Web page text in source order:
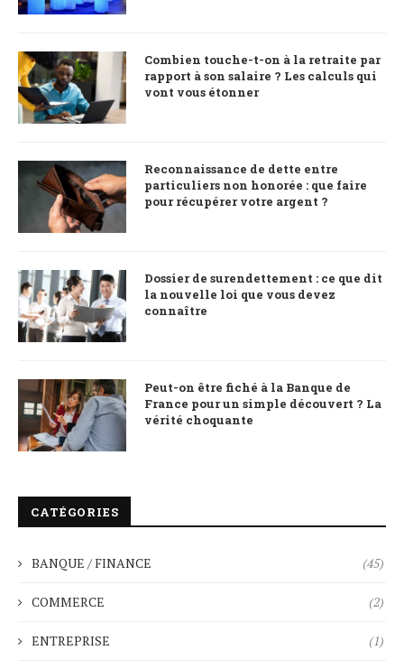
Combien touche-t-on à la retraite par
rapport à son salaire ? Les calculs qui
vont vous étonner
Reconnaissance de dette entre
particuliers non honorée : que faire
pour récupérer votre argent ?
Dossier de surendettement : ce que dit
la nouvelle loi que vous devez
connaître
Peut-on être fiché à la Banque de
France pour un simple découvert ? La
vérité choquante
CATÉGORIES
BANQUE / FINANCE (45)
COMMERCE (2)
ENTREPRISE (1)